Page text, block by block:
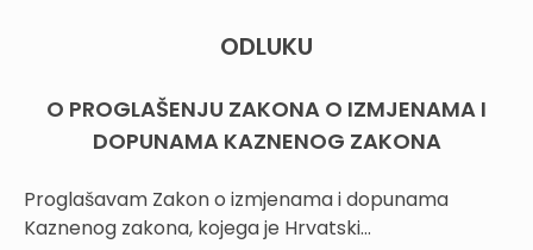
ODLUKU
O PROGLAŠENJU ZAKONA O IZMJENAMA I
DOPUNAMA KAZNENOG ZAKONA
Proglašavam Zakon o izmjenama i dopunama
Kaznenog zakona, kojega je Hrvatski...